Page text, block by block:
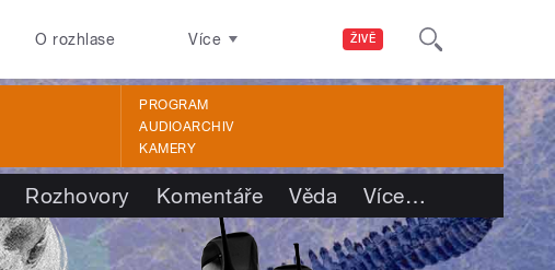
ŽIVĚ
O rozhlase Více
PROGRAM
AUDIOARCHIV
KAMERY
Rozhovory Komentáře Věda Více…